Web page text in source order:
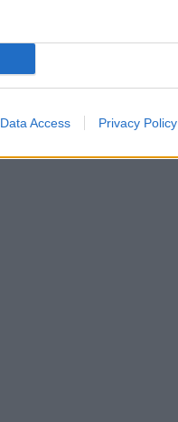
Data Access Privacy Policy